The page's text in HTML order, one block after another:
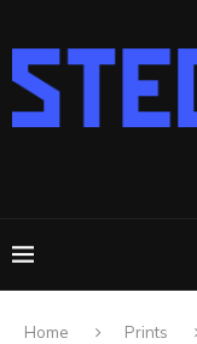
Home Prints